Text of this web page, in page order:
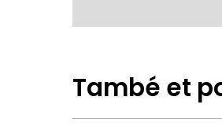
També et